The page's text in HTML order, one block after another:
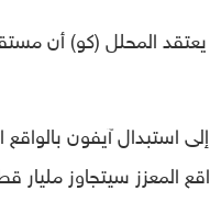
المحلل (كو) أن
استبدال آيفون
المعزز سيتجاوز